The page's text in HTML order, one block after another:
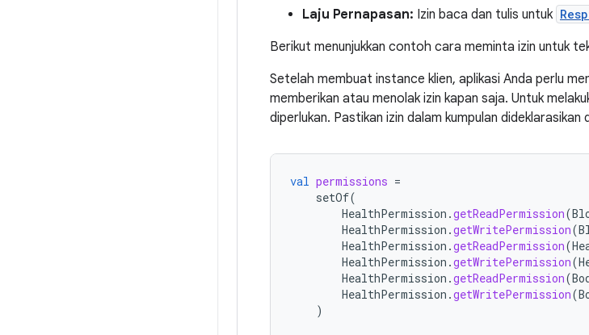
Laju Pernapasan: Izin baca dan tulis untuk
Berikut menunjukkan contoh cara meminta izin untuk
Setelah membuat instance klien, aplikasi Anda perlu
memberikan atau menolak izin kapan saja. Untuk
diperlukan. Pastikan izin dalam kumpulan
val permissions =
setOf(
HealthPermission .getReadPermission(
HealthPermission .getWritePermission(
HealthPermission .getReadPermission(
HealthPermission .getWritePermission(
HealthPermission .getReadPermission(
HealthPermission .getWritePermission(
)